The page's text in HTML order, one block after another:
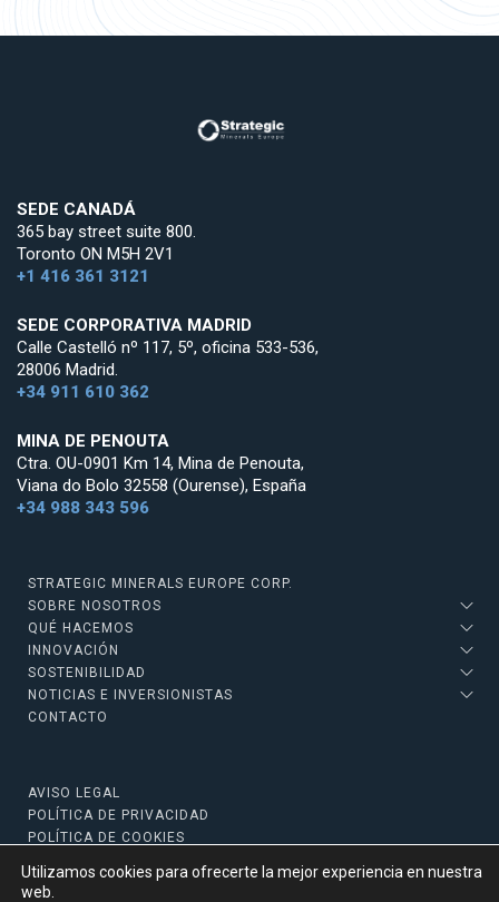
SEDE CANADÁ
365 bay street suite 800.
Toronto ON M5H 2V1
+1 416 361 3121
SEDE CORPORATIVA MADRID
Calle Castelló nº 117, 5º, oficina 533-536,
28006 Madrid.
+34 911 610 362
MINA DE PENOUTA
Ctra. OU-0901 Km 14, Mina de Penouta,
Viana do Bolo 32558 (Ourense), España
+34 988 343 596
STRATEGIC MINERALS EUROPE CORP.
SOBRE NOSOTROS
QUÉ HACEMOS
INNOVACIÓN
SOSTENIBILIDAD
NOTICIAS E INVERSIONISTAS
CONTACTO
AVISO LEGAL
POLÍTICA DE PRIVACIDAD
POLÍTICA DE COOKIES
Utilizamos cookies para ofrecerte la mejor experiencia en nuestra
web.